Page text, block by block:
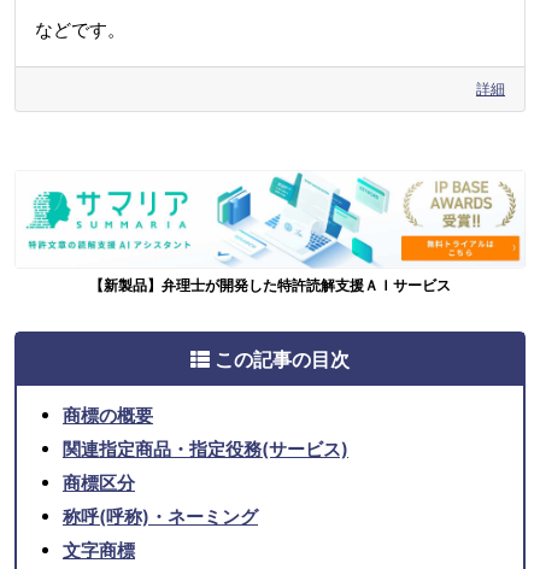
などです。
詳細
【新製品】弁理士が開発した特許読解支援ＡＩサービス
この記事の目次
商標の概要
関連指定商品・指定役務(サービス)
商標区分
称呼(呼称)・ネーミング
文字商標